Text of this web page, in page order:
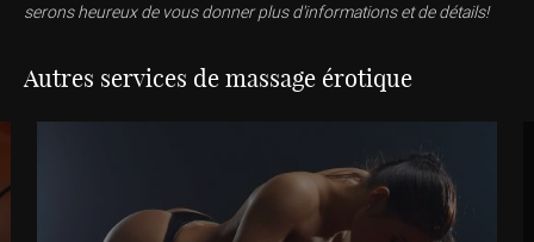
serons heureux de vous donner plus d'informations et de détails!
Autres services de massage érotique